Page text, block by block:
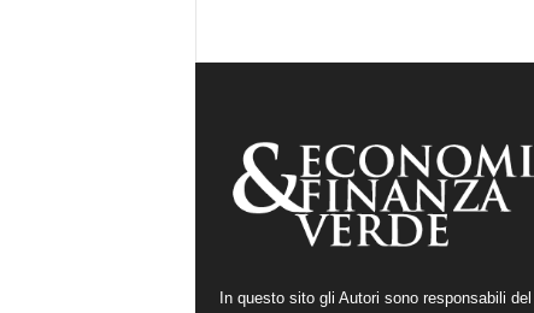
In questo sito gli Autori sono responsabili del